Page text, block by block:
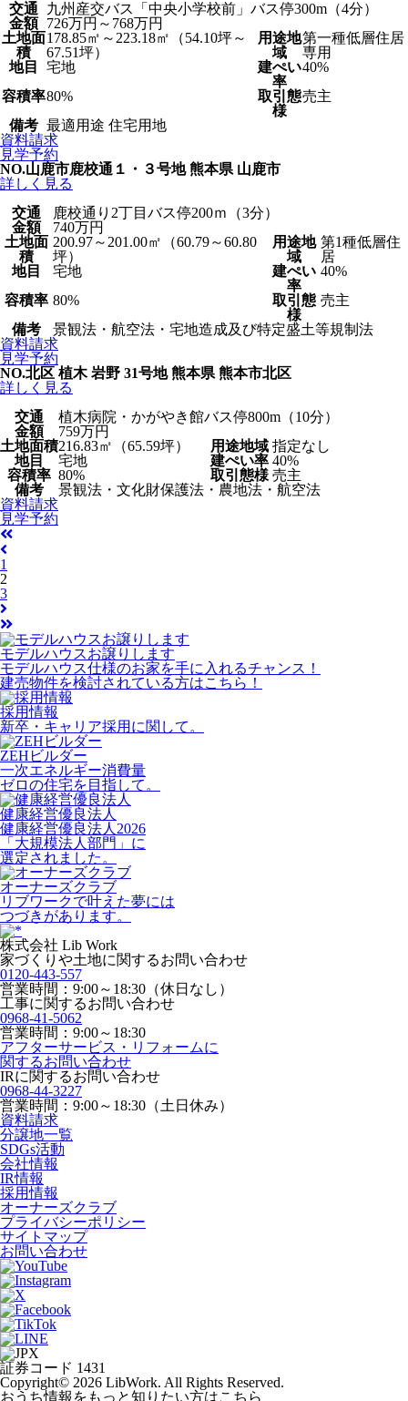
交通
九州産交バス「中央小学校前」バス停300m（4分）
金額
726万円～768万円
土地面
積
178.85㎡～223.18㎡（54.10坪～
67.51坪）
用途地
域
第一種低層住居
専用
地目
宅地
建ぺい
率
40%
容積率80%
取引態
様
売主
備考 最適用途 住宅用地
資料請求
見学予約
NO.山鹿市鹿校通１・３号地熊本県 山鹿市
詳しく見る
交通
鹿校通り2丁目バス停200ｍ（3分）
金額
740万円
土地面
積
200.97～201.00㎡（60.79～60.80
坪）
用途地
域
第1種低層住
居
地目
宅地
建ぺい
率
40%
容積率 80%
取引態
様
売主
備考
景観法・航空法・宅地造成及び特定盛土等規制法
資料請求
見学予約
NO.北区 植木 岩野 31号地熊本県 熊本市北区
詳しく見る
交通
植木病院・かがやき館バス停800m（10分）
金額
759万円
土地面積216.83㎡（65.59坪） 用途地域 指定なし
地目
宅地 建ぺい率 40%
容積率 80% 取引態様 売主
備考
景観法・文化財保護法・農地法・航空法
資料請求
見学予約
1
2
3
モデルハウスお譲りします
モデルハウス仕様のお家を手に入れるチャンス！
建売物件を検討されている方はこちら！
採用情報
新卒・キャリア採用に関して。
ZEHビルダー
一次エネルギー消費量
ゼロの住宅を目指して。
健康経営優良法人
健康経営優良法人2026
「大規模法人部門」に
選定されました。
オーナーズクラブ
リブワークで叶えた夢には
つづきがあります。
株式会社 Lib Work
家づくりや土地に関するお問い合わせ
0120-443-557
営業時間：9:00～18:30（休日なし）
工事に関するお問い合わせ
0968-41-5062
営業時間：9:00～18:30
アフターサービス・リフォームに
関するお問い合わせ
IRに関するお問い合わせ
0968-44-3227
営業時間：9:00～18:30（土日休み）
資料請求
分譲地一覧
SDGs活動
会社情報
IR情報
採用情報
オーナーズクラブ
プライバシーポリシー
サイトマップ
お問い合わせ
証券コード 1431
Copyright© 2026 LibWork. All Rights Reserved.
おうち情報をもっと知りたい方はこちら